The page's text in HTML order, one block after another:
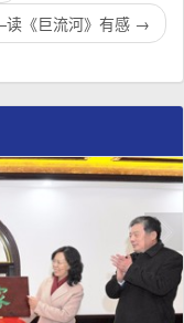
《巨流河》有感 →